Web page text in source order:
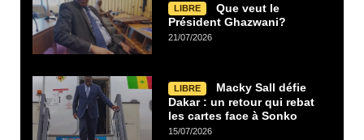
LIBRE
Que veut le
Président Ghazwani?
21/07/2026
LIBRE
Macky Sall défie
Dakar : un retour qui rebat
les cartes face à Sonko
15/07/2026